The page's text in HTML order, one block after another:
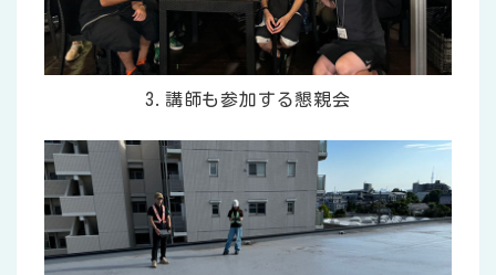
3.講師も参加する懇親会